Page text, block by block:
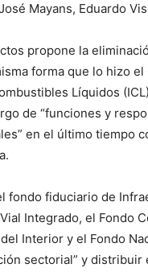
Mayans, Eduardo
propone la
forma que lo hizo
Líquidos
de “funciones y
en el último tiempo
fondo fiduciario de
Integrado, el Fondo
Interior y el Fondo
sectorial” y